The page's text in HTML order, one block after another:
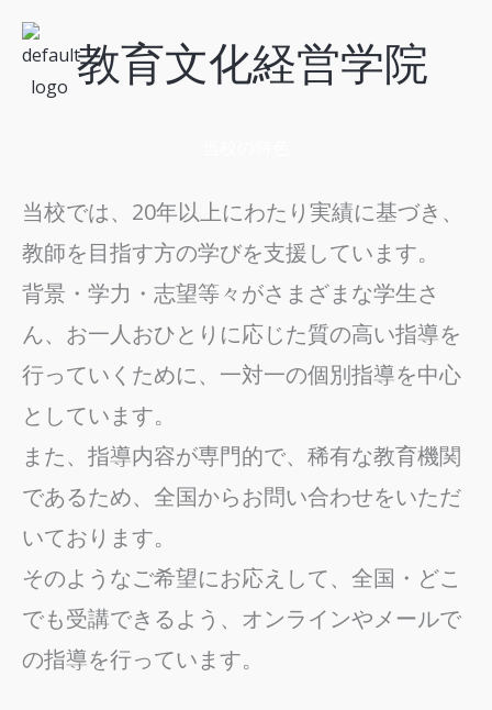
教育文化経営学院
当校では、20年以上にわたり実績に基づき、
教師を目指す方の学びを支援しています。
背景・学力・志望等々がさまざまな学生さ
ん、お一人おひとりに応じた質の高い指導を
行っていくために、一対一の個別指導を中心
としています。
また、指導内容が専門的で、稀有な教育機関
であるため、全国からお問い合わせをいただ
いております。
そのようなご希望にお応えして、全国・どこ
でも受講できるよう、オンラインやメールで
の指導を行っています。